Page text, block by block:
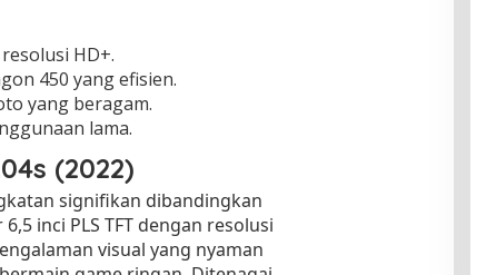
HD+.
450 yang efisien.
yang beragam.
lama.
(2022)
signifikan dibandingkan
inci PLS TFT dengan resolusi
visual yang nyaman